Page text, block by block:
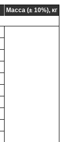
Масса (± 10%), кг